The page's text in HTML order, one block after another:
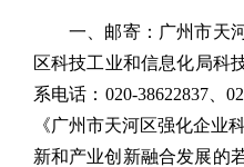
一、邮寄：广州市天河
区科技工业和信息化局科
系电话：020-38622837、
《广州市天河区强化企业
新和产业创新融合发展的